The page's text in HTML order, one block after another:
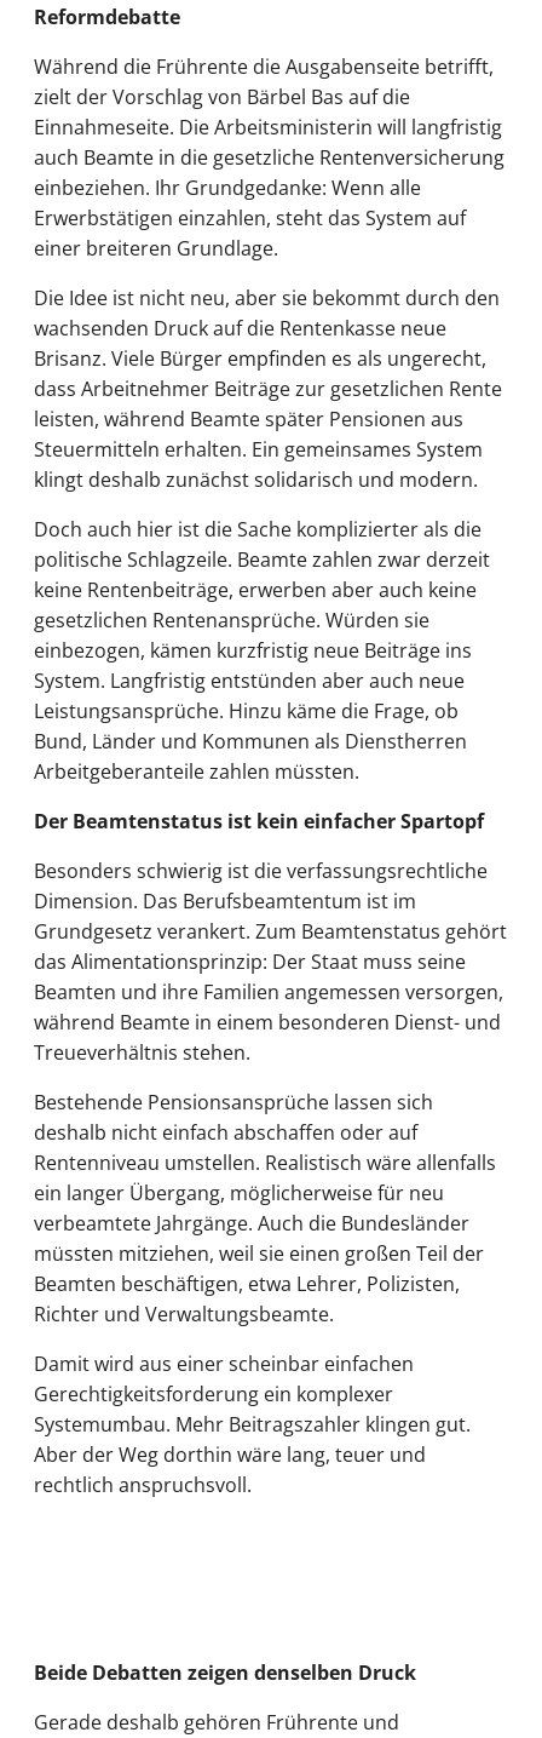
Reformdebatte
Während die Frührente die Ausgabenseite betrifft,
zielt der Vorschlag von Bärbel Bas auf die
Einnahmeseite. Die Arbeitsministerin will langfristig
auch Beamte in die gesetzliche Rentenversicherung
einbeziehen. Ihr Grundgedanke: Wenn alle
Erwerbstätigen einzahlen, steht das System auf
einer breiteren Grundlage.
Die Idee ist nicht neu, aber sie bekommt durch den
wachsenden Druck auf die Rentenkasse neue
Brisanz. Viele Bürger empfinden es als ungerecht,
dass Arbeitnehmer Beiträge zur gesetzlichen Rente
leisten, während Beamte später Pensionen aus
Steuermitteln erhalten. Ein gemeinsames System
klingt deshalb zunächst solidarisch und modern.
Doch auch hier ist die Sache komplizierter als die
politische Schlagzeile. Beamte zahlen zwar derzeit
keine Rentenbeiträge, erwerben aber auch keine
gesetzlichen Rentenansprüche. Würden sie
einbezogen, kämen kurzfristig neue Beiträge ins
System. Langfristig entstünden aber auch neue
Leistungsansprüche. Hinzu käme die Frage, ob
Bund, Länder und Kommunen als Dienstherren
Arbeitgeberanteile zahlen müssten.
Der Beamtenstatus ist kein einfacher Spartopf
Besonders schwierig ist die verfassungsrechtliche
Dimension. Das Berufsbeamtentum ist im
Grundgesetz verankert. Zum Beamtenstatus gehört
das Alimentationsprinzip: Der Staat muss seine
Beamten und ihre Familien angemessen versorgen,
während Beamte in einem besonderen Dienst- und
Treueverhältnis stehen.
Bestehende Pensionsansprüche lassen sich
deshalb nicht einfach abschaffen oder auf
Rentenniveau umstellen. Realistisch wäre allenfalls
ein langer Übergang, möglicherweise für neu
verbeamtete Jahrgänge. Auch die Bundesländer
müssten mitziehen, weil sie einen großen Teil der
Beamten beschäftigen, etwa Lehrer, Polizisten,
Richter und Verwaltungsbeamte.
Damit wird aus einer scheinbar einfachen
Gerechtigkeitsforderung ein komplexer
Systemumbau. Mehr Beitragszahler klingen gut.
Aber der Weg dorthin wäre lang, teuer und
rechtlich anspruchsvoll.
Beide Debatten zeigen denselben Druck
Gerade deshalb gehören Frührente und